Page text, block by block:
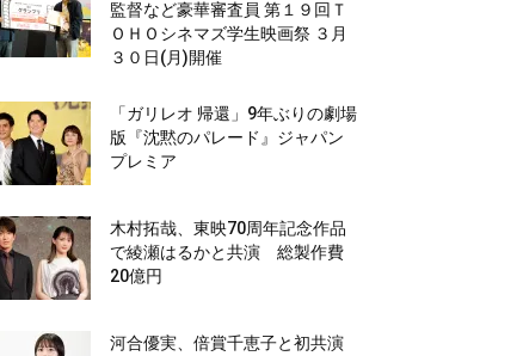
監督など豪華審査員 第１９回Ｔ
ＯＨＯシネマズ学生映画祭 ３月
３０日(月)開催
「ガリレオ 帰還」9年ぶりの劇場
版『沈黙のパレード』ジャパン
プレミア
木村拓哉、東映70周年記念作品
で綾瀬はるかと共演 総製作費
20億円
河合優実、倍賞千恵子と初共演